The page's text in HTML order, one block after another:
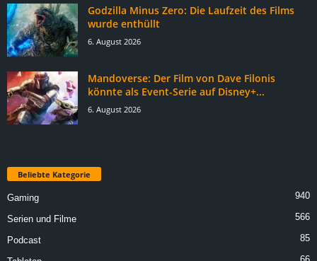
Godzilla Minus Zero: Die Laufzeit des Films
wurde enthüllt
6. August 2026
Mandoverse: Der Film von Dave Filonis
könnte als Event-Serie auf Disney+...
6. August 2026
Beliebte Kategorie
Gaming 940
Serien und Filme 566
Podcast 85